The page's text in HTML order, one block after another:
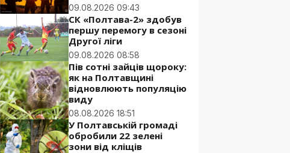
09.08.2026 09:43
СК «Полтава-2» здобув
першу перемогу в сезоні
Другої ліги
09.08.2026 08:58
Пів сотні зайців щороку:
як на Полтавщині
відновлюють популяцію
виду
08.08.2026 18:51
У Полтавській громаді
обробили 22 зелені
зони від кліщів